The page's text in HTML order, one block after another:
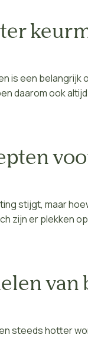
is een belangrijk
daarom ook altijd
stijgt, maar
zijn er plekken
van
steeds hotter